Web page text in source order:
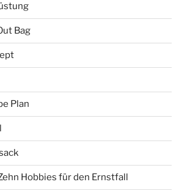
Bag
Plan
Hobbies für den Ernstfall